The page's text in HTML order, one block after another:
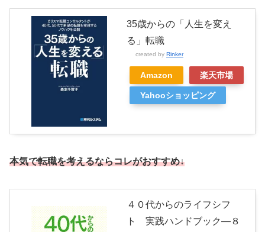
35歳からの「人生を変え
る」転職
created by Rinker
Amazon 楽天市場
Yahooショッピング
本気で転職を考えるならコレがおすすめ↓
４０代からのライフシフ
ト 実践ハンドブック―８